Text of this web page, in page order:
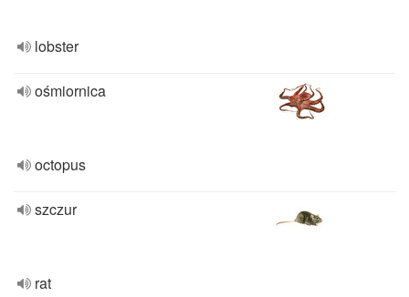
lobster
ośmiornica
octopus
szczur
rat